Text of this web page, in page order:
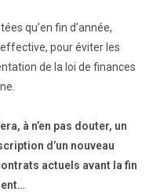
qu’en fin d’année,
pour éviter les
de la loi de finances
à n’en pas douter, un
d’un nouveau
actuels avant la fin